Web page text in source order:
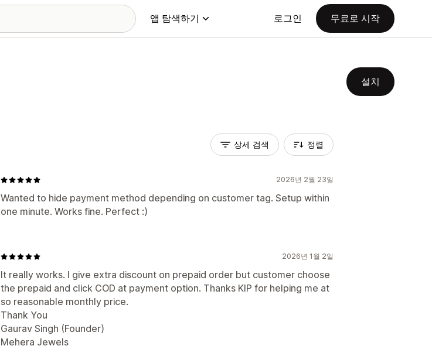
앱 탐색하기 로그인 무료로 시작
설치
상세 검색 정렬
2026년 2월 23일
Wanted to hide payment method depending on customer tag. Setup within
one minute. Works fine. Perfect :)
2026년 1월 2일
It really works. I give extra discount on prepaid order but customer choose
the prepaid and click COD at payment option. Thanks KIP for helping me at
so reasonable monthly price.
Thank You
Gaurav Singh (Founder)
Mehera Jewels